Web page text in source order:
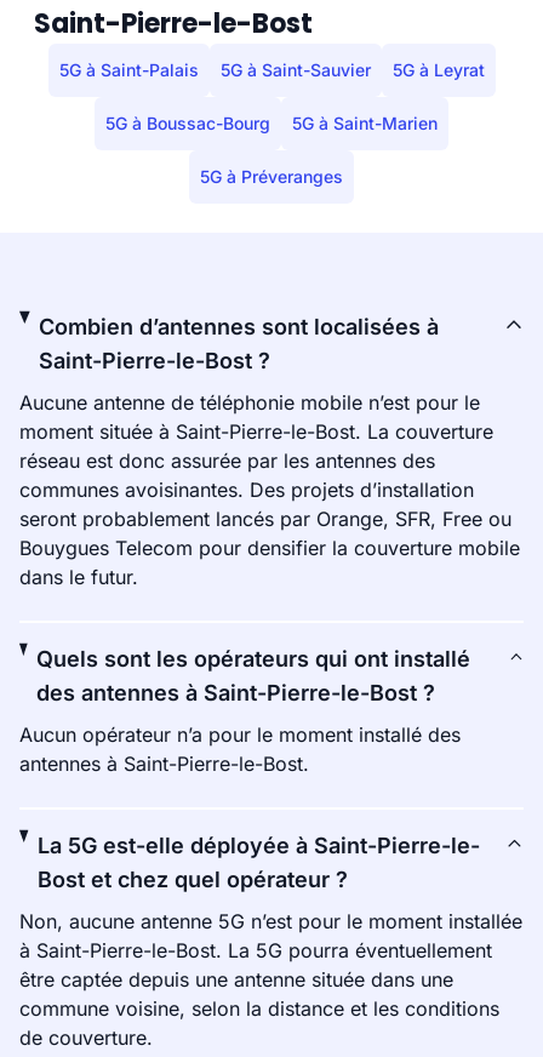
Saint-Pierre-le-Bost
5G à Saint-Palais 5G à Saint-Sauvier 5G à Leyrat
5G à Boussac-Bourg 5G à Saint-Marien
5G à Préveranges
Combien d’antennes sont localisées à
Saint-Pierre-le-Bost ?
Aucune antenne de téléphonie mobile n’est pour le
moment située à Saint-Pierre-le-Bost. La couverture
réseau est donc assurée par les antennes des
communes avoisinantes. Des projets d’installation
seront probablement lancés par Orange, SFR, Free ou
Bouygues Telecom pour densifier la couverture mobile
dans le futur.
Quels sont les opérateurs qui ont installé
des antennes à Saint-Pierre-le-Bost ?
Aucun opérateur n’a pour le moment installé des
antennes à Saint-Pierre-le-Bost.
La 5G est-elle déployée à Saint-Pierre-le-
Bost et chez quel opérateur ?
Non, aucune antenne 5G n’est pour le moment installée
à Saint-Pierre-le-Bost. La 5G pourra éventuellement
être captée depuis une antenne située dans une
commune voisine, selon la distance et les conditions
de couverture.